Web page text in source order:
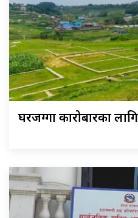
घरजग्गा कारोबारका